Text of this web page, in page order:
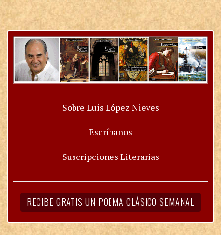
Sobre Luis López Nieves
Escríbanos
Suscripciones Literarias
RECIBE GRATIS UN POEMA CLÁSICO SEMANAL